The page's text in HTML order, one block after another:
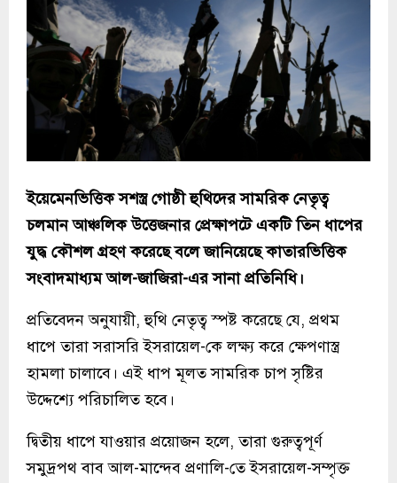
ইয়েমেনভিত্তিক সশস্ত্র গোষ্ঠী হুথিদের সামরিক নেতৃত্ব
চলমান আঞ্চলিক উত্তেজনার প্রেক্ষাপটে একটি তিন ধাপের
যুদ্ধ কৌশল গ্রহণ করেছে বলে জানিয়েছে কাতারভিত্তিক
সংবাদমাধ্যম আল-জাজিরা-এর সানা প্রতিনিধি।
প্রতিবেদন অনুযায়ী, হুথি নেতৃত্ব স্পষ্ট করেছে যে, প্রথম
ধাপে তারা সরাসরি ইসরায়েল-কে লক্ষ্য করে ক্ষেপণাস্ত্র
হামলা চালাবে। এই ধাপ মূলত সামরিক চাপ সৃষ্টির
উদ্দেশ্যে পরিচালিত হবে।
দ্বিতীয় ধাপে যাওয়ার প্রয়োজন হলে, তারা গুরুত্বপূর্ণ
সমুদ্রপথ বাব আল-মান্দেব প্রণালি-তে ইসরায়েল-সম্পৃক্ত